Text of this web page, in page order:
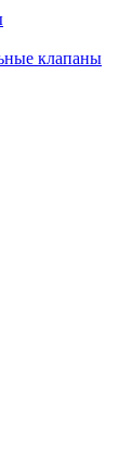
клапаны